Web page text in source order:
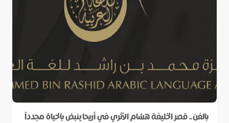
بالفن.. قصر الخليفة هشام الأثري في أريحا ينبض بالحياة مجدداً